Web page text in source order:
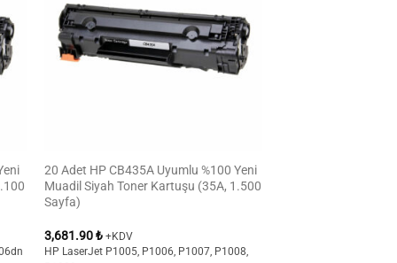
20 Adet HP CB435A Uyumlu %100 Yeni
Muadil Siyah Toner Kartuşu (35A, 1.500
Sayfa)
3,681.90₺ +KDV
HP LaserJet P1005, P1006, P1007, P1008,